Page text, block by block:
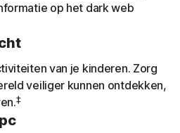
op het dark web
van je kinderen. Zorg
veiliger kunnen ontdekken,
‡